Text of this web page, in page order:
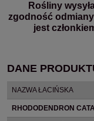
Rośliny
zgodność
jest
DANE
NAZWA ŁACIŃSKA
RHODODENDRON